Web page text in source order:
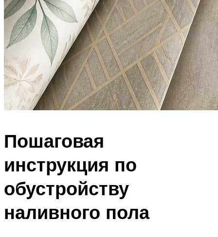
Пошаговая
инструкция по
обустройству
наливного пола